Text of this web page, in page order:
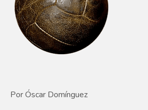
Por Óscar Domínguez